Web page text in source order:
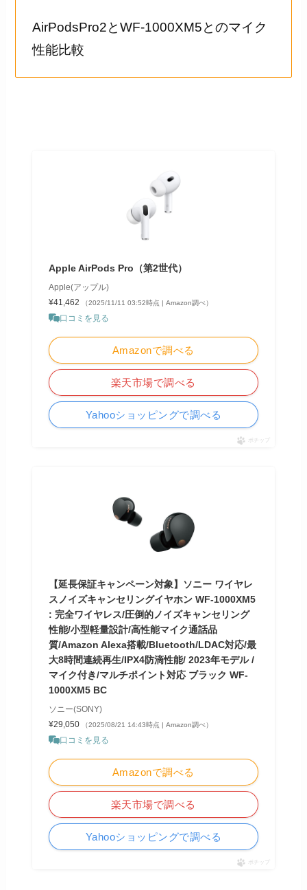
AirPodsPro2とWF-1000XM5とのマイク
性能比較
Apple AirPods Pro（第2世代） ​​​​​​​
Apple(アップル)
¥41,462
（2025/11/11 03:52時点 | Amazon調べ）
口コミを見る
Amazonで調べる
楽天市場で調べる
Yahooショッピングで調べる
ポチップ
【延長保証キャンペーン対象】ソニー ワイヤレ
スノイズキャンセリングイヤホン WF-1000XM5
: 完全ワイヤレス/圧倒的ノイズキャンセリング
性能/小型軽量設計/高性能マイク通話品
質/Amazon Alexa搭載/Bluetooth/LDAC対応/最
大8時間連続再生/IPX4防滴性能/ 2023年モデル /
マイク付き/マルチポイント対応 ブラック WF-
1000XM5 BC
ソニー(SONY)
¥29,050
（2025/08/21 14:43時点 | Amazon調べ）
口コミを見る
Amazonで調べる
楽天市場で調べる
Yahooショッピングで調べる
ポチップ